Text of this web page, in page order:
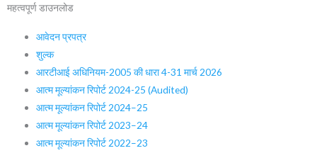
महत्वपूर्ण डाउनलोड
आवेदन प्रपत्र
शुल्क
आरटीआई अधिनियम-2005 की धारा 4-31 मार्च 2026
आत्म मूल्यांकन रिपोर्ट 2024-25 (Audited)
आत्म मूल्यांकन रिपोर्ट 2024–25
आत्म मूल्यांकन रिपोर्ट 2023–24
आत्म मूल्यांकन रिपोर्ट 2022–23